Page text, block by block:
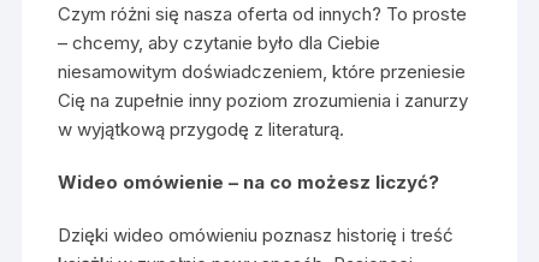
Czym różni się nasza oferta od innych? To proste
– chcemy, aby czytanie było dla Ciebie
niesamowitym doświadczeniem, które przeniesie
Cię na zupełnie inny poziom zrozumienia i zanurzy
w wyjątkową przygodę z literaturą.
Wideo omówienie – na co możesz liczyć?
Dzięki wideo omówieniu poznasz historię i treść